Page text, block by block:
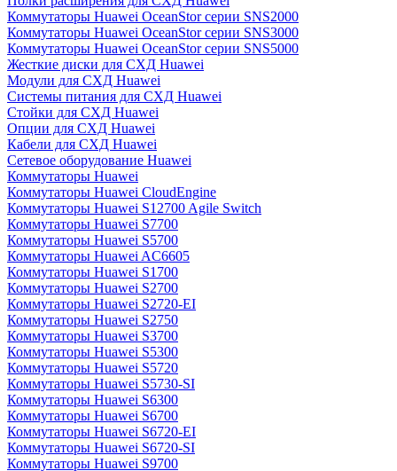
Коммутаторы Huawei OceanStor серии SNS2000
Коммутаторы Huawei OceanStor серии SNS3000
Коммутаторы Huawei OceanStor серии SNS5000
Жесткие диски для СХД Huawei
Модули для СХД Huawei
Системы питания для СХД Huawei
Стойки для СХД Huawei
Опции для СХД Huawei
Кабели для СХД Huawei
Сетевое оборудование Huawei
Коммутаторы Huawei
Коммутаторы Huawei CloudEngine
Коммутаторы Huawei S12700 Agile Switch
Коммутаторы Huawei S7700
Коммутаторы Huawei S5700
Коммутаторы Huawei AC6605
Коммутаторы Huawei S1700
Коммутаторы Huawei S2700
Коммутаторы Huawei S2720-EI
Коммутаторы Huawei S2750
Коммутаторы Huawei S3700
Коммутаторы Huawei S5300
Коммутаторы Huawei S5720
Коммутаторы Huawei S5730-SI
Коммутаторы Huawei S6300
Коммутаторы Huawei S6700
Коммутаторы Huawei S6720-EI
Коммутаторы Huawei S6720-SI
Коммутаторы Huawei S9700